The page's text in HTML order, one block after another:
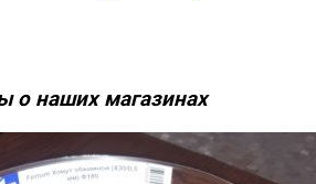
о наших магазинах